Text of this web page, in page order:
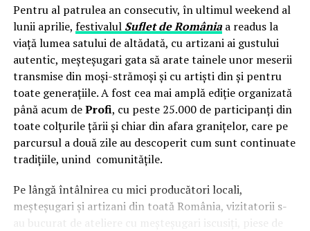
Pentru al patrulea an consecutiv, în ultimul weekend al
lunii aprilie, festivalul Suflet de Româniaa readus la
viață lumea satului de altădată, cu artizani ai gustului
autentic, meșteșugari gata să arate tainele unor meserii
transmise din moși-strămoși și cu artiști din și pentru
toate generațiile. A fost cea mai amplă ediție organizată
până acum deProfi, cu peste 25.000 de participanți din
toate colțurile țării și chiar din afara granițelor, care pe
parcursul a două zile au descoperit cum sunt continuate
tradițiile, unind comunitățile.
Pe lângă întâlnirea cu mici producători locali,
meșteșugari și artizani din toată România, vizitatorii s-
au bucurat de ateliere cu meșteșugari iscusiți, piese de